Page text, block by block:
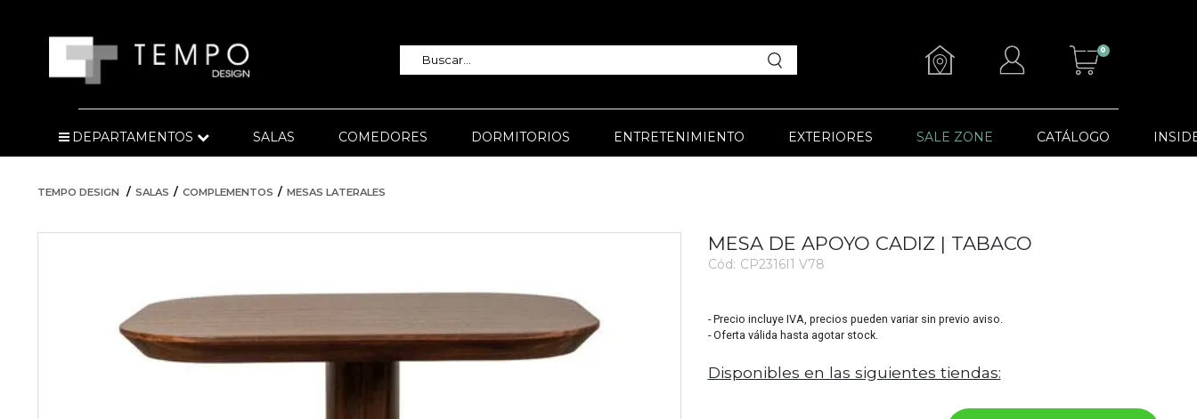
0
DEPARTAMENTOS SALAS COMEDORES DORMITORIOS ENTRETENIMIENTO EXTERIORES SALE ZONE CATÁLOGO
TEMPO DESIGN SALAS COMPLEMENTOS MESAS LATERALES
MESA DE APOYO CADIZ | TABACO
Cód: CP2316I1 V78
- Precio incluye IVA, precios pueden variar sin previo aviso.
- Oferta válida hasta agotar stock.
Disponibles en las siguientes tiendas: